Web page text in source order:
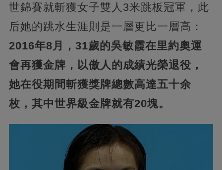
世錦賽就斬獲女子雙人3米跳板冠軍，此
后她的跳水生涯則是一層更比一層高：
2016年8月，31歲的吳敏霞在里約奧運
會再獲金牌，以傲人的成績光榮退役，
她在役期間斬獲獎牌總數高達五十余
枚，其中世界級金牌就有20塊。